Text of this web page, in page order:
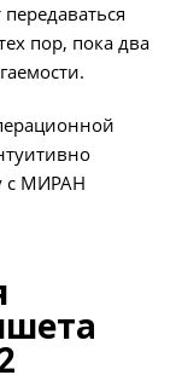
пор, пока два
с МИРАН